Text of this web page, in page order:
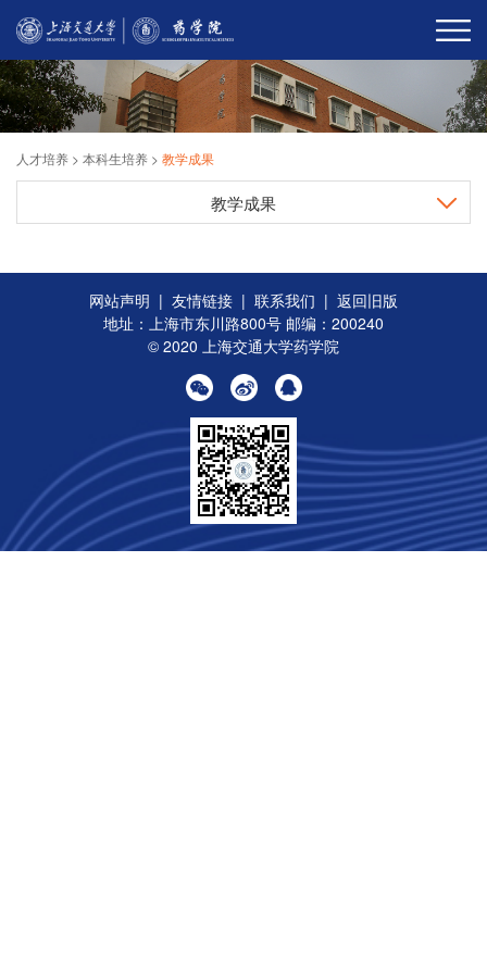
人才培养 > 本科生培养 > 教学成果
教学成果
网站声明 | 友情链接 | 联系我们 | 返回旧版
地址：上海市东川路800号 邮编：200240
© 2020 上海交通大学药学院